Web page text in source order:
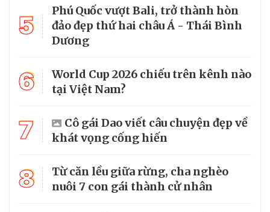
5
Phú Quốc vượt Bali, trở thành hòn
đảo đẹp thứ hai châu Á - Thái Bình
Dương
6
World Cup 2026 chiếu trên kênh nào
tại Việt Nam?
7
Cô gái Dao viết câu chuyện đẹp về
khát vọng cống hiến
8
Từ căn lều giữa rừng, cha nghèo
nuôi 7 con gái thành cử nhân